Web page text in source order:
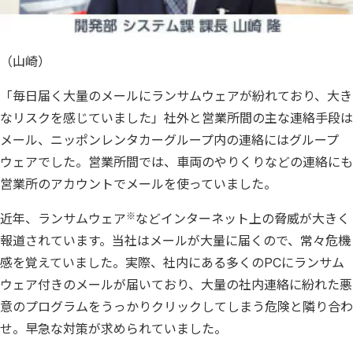
（山崎）
「毎日届く大量のメールにランサムウェアが紛れており、大き
なリスクを感じていました」社外と営業所間の主な連絡手段は
メール、ニッポンレンタカーグループ内の連絡にはグループ
ウェアでした。営業所間では、車両のやりくりなどの連絡にも
営業所のアカウントでメールを使っていました。
近年、ランサムウェア※などインターネット上の脅威が大きく
報道されています。当社はメールが大量に届くので、常々危機
感を覚えていました。実際、社内にある多くのPCにランサム
ウェア付きのメールが届いており、大量の社内連絡に紛れた悪
意のプログラムをうっかりクリックしてしまう危険と隣り合わ
せ。早急な対策が求められていました。